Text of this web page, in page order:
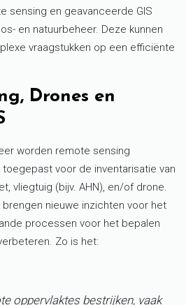
sensing en geavanceerde GIS
en natuurbeheer. Deze kunnen
vraagstukken op een efficiënte
Drones en
worden remote sensing
voor de inventarisatie van
vliegtuig (bijv. AHN), en/of drone.
nieuwe inzichten voor het
processen voor het bepalen
Zo is het:
oppervlaktes bestrijken, vaak